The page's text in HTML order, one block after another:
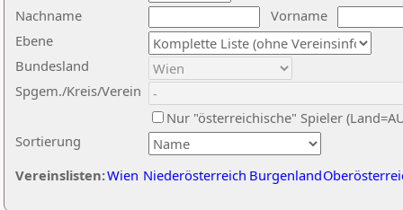
Nachname
Vorname
Ebene
Sortierung
Bundesland
Spgem./Kreis/Verein
Nur "österreichische" Spieler
Vereinslisten:Wien Niederösterreich Burgenland